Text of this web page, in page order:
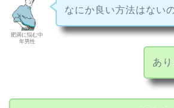
肥満に悩む中
年男性
なにか良い方法はない
あり